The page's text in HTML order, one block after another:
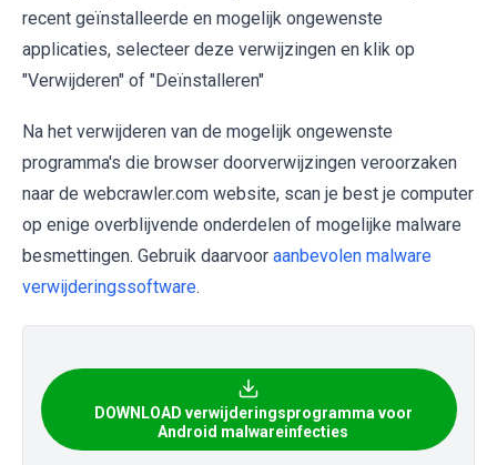
recent geïnstalleerde en mogelijk ongewenste
applicaties, selecteer deze verwijzingen en klik op
"Verwijderen" of "Deïnstalleren"
Na het verwijderen van de mogelijk ongewenste
programma's die browser doorverwijzingen veroorzaken
naar de webcrawler.com website, scan je best je computer
op enige overblijvende onderdelen of mogelijke malware
besmettingen. Gebruik daarvoor aanbevolen malware
verwijderingssoftware.
DOWNLOAD verwijderingsprogramma voor
Android malwareinfecties